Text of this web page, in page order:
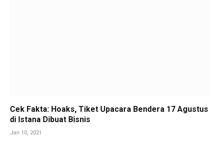
Cek Fakta: Hoaks, Tiket Upacara Bendera 17 Agustus
di Istana Dibuat Bisnis
Jan 10, 2021